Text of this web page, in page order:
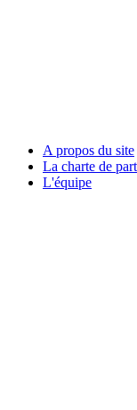
A propos du site
La charte de
L'équipe